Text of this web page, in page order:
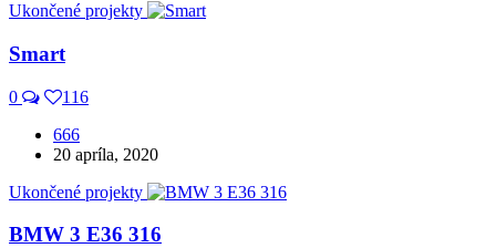
Ukončené projekty
Smart
0
116
666
20 apríla, 2020
Ukončené projekty
BMW 3 E36 316